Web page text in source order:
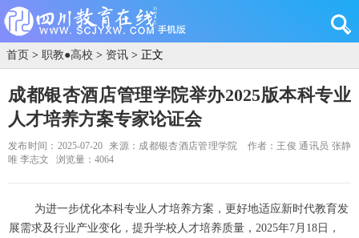
首页 > 职教●高校 > 资讯 > 正文
成都银杏酒店管理学院举办2025版本科专业
人才培养方案专家论证会
发布时间：2025-07-20 来源：成都银杏酒店管理学院
作者：王俊 通讯员 张静
唯 李志文
浏览量：4064
为进一步优化本科专业人才培养方案，更好地适应新时代教育发
展需求及行业产业变化，提升学校人才培养质量，2025年7月18日，